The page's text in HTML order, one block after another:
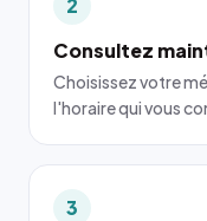
2
Consultez
Choisissez votre
l'horaire qui vous
3